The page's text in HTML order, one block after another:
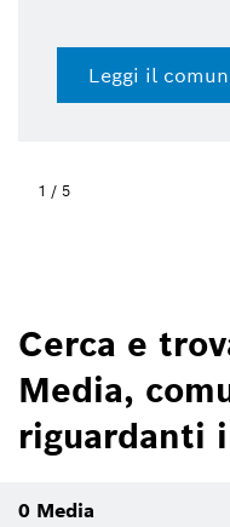
Leggi il
1 / 5
Cerca e
Media,
riguardanti
0 Media